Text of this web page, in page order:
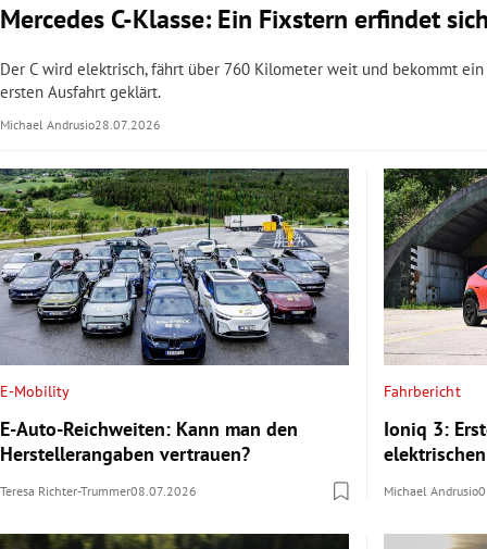
Mercedes C-Klasse: Ein Fixstern erfindet
Der C wird elektrisch, fährt über 760 Kilometer weit und bekommt
ersten Ausfahrt geklärt.
Michael Andrusio28.07.2026
E-Mobility
E-Auto-Reichweiten: Kann man den
Herstellerangaben vertrauen?
Teresa Richter-Trummer08.07.2026
Fahrbericht
Ioniq 3:
Michael Andrusio